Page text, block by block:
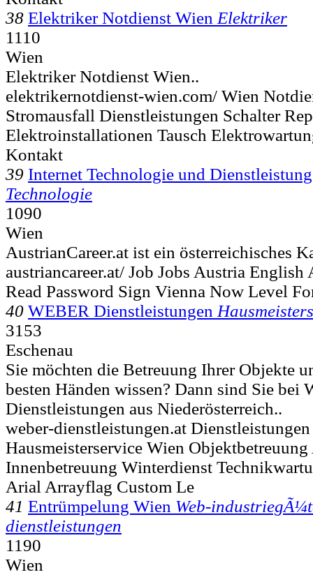
38 Elektriker Notdienst Wien Elektriker
1110
Wien
Elektriker Notdienst Wien..
elektrikernotdienst-wien.com/ Wien
Stromausfall Dienstleistungen Schalter
Elektroinstallationen Tausch
Kontakt
39 Internet Technologie und
Technologie
1090
Wien
AustrianCareer.at ist ein österreichisches
austriancareer.at/ Job Jobs Austria
Read Password Sign Vienna Now Level
40 WEBER Dienstleistungen
3153
Eschenau
Sie möchten die Betreuung Ihrer Objekte
besten Händen wissen? Dann sind Sie bei
Dienstleistungen aus Niederösterreich..
weber-dienstleistungen.at Dienstleistungen
Hausmeisterservice Wien Objektbetreuung
Innenbetreuung Winterdienst
Arial Arrayflag Custom Le
41 Entrümpelung Wien Web-
dienstleistungen
1190
Wien